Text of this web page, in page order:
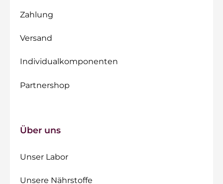
Zahlung
Versand
Individualkomponenten
Partnershop
Über uns
Unser Labor
Unsere Nährstoffe